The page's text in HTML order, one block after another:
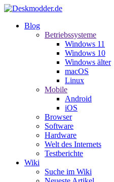
Blog
Betriebssysteme
Windows 11
Windows 10
Windows älter
macOS
Linux
Mobile
Android
iOS
Browser
Software
Hardware
Welt des Internets
Testberichte
Wiki
Suche im Wiki